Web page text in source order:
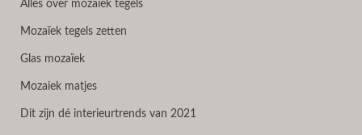
Alles over mozaiek tegels
Mozaïek tegels zetten
Glas mozaïek
Mozaiek matjes
Dit zijn dé interieurtrends van 2021